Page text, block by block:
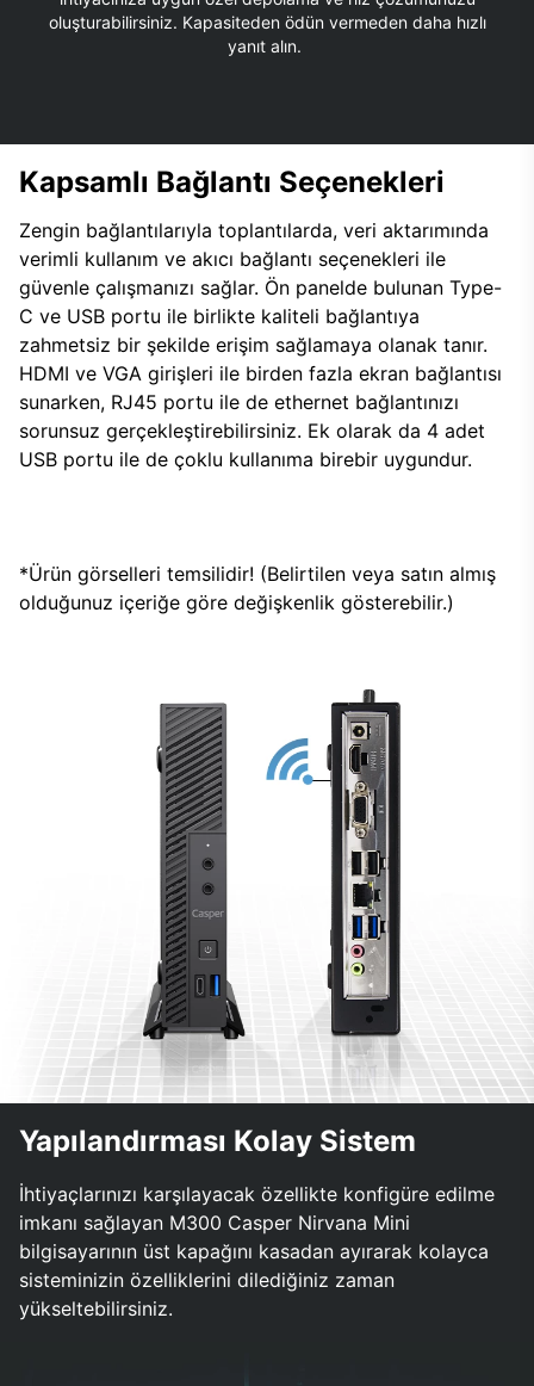
oluşturabilirsiniz. Kapasiteden ödün vermeden daha hızlı
yanıt alın.
Kapsamlı Bağlantı Seçenekleri
Zengin bağlantılarıyla toplantılarda, veri aktarımında
verimli kullanım ve akıcı bağlantı seçenekleri ile
güvenle çalışmanızı sağlar. Ön panelde bulunan Type-
C ve USB portu ile birlikte kaliteli bağlantıya
zahmetsiz bir şekilde erişim sağlamaya olanak tanır.
HDMI ve VGA girişleri ile birden fazla ekran bağlantısı
sunarken, RJ45 portu ile de ethernet bağlantınızı
sorunsuz gerçekleştirebilirsiniz. Ek olarak da 4 adet
USB portu ile de çoklu kullanıma birebir uygundur.
*Ürün görselleri temsilidir! (Belirtilen veya satın almış
olduğunuz içeriğe göre değişkenlik gösterebilir.)
Yapılandırması Kolay Sistem
İhtiyaçlarınızı karşılayacak özellikte konfigüre edilme
imkanı sağlayan M300 Casper Nirvana Mini
bilgisayarının üst kapağını kasadan ayırarak kolayca
sisteminizin özelliklerini dilediğiniz zaman
yükseltebilirsiniz.